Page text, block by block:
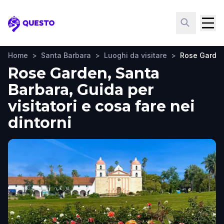
Questo
Home > Santa Barbara > Luoghi da visitare > Rose
Rose Garden, Santa
Barbara, Guida per
visitatori e cosa fare nei
dintorni